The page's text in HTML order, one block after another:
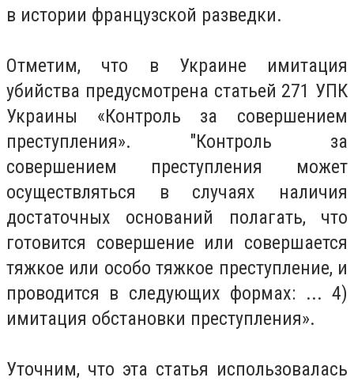
в истории французской разведки.
Отметим, что в Украине имитация
убийства предусмотрена статьей 271 УПК
Украины «Контроль за совершением
преступления». "Контроль за
совершением преступления может
осуществляться в случаях наличия
достаточных оснований полагать, что
готовится совершение или совершается
тяжкое или особо тяжкое преступление, и
проводится в следующих формах: ... 4)
имитация обстановки преступления».
Уточним, что эта статья использовалась